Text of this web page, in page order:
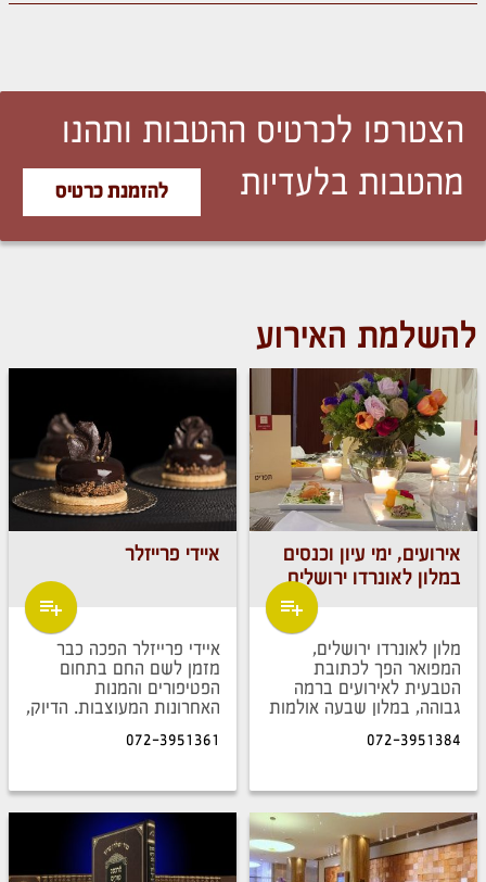
הצטרפו לכרטיס ההטבות ותהנו
מהטבות בלעדיות
להזמנת כרטיס
להשלמת האירוע
אירועים, ימי עיון וכנסים
במלון לאונרדו ירושלים
מלון לאונרדו ירושלים,
המפואר הפך לכתובת
הטבעית לאירועים ברמה
גבוהה, במלון שבעה אולמות
שונים למגוון סוגי אירועים.
072-3951384
איידי פרייזלר
איידי פרייזלר הפכה כבר
מזמן לשם החם בתחום
הפטיפורים והמנות
האחרונות המעוצבות. הדיוק,
האמנות והטעם הם אלו
שהגיעה.
072-3951361